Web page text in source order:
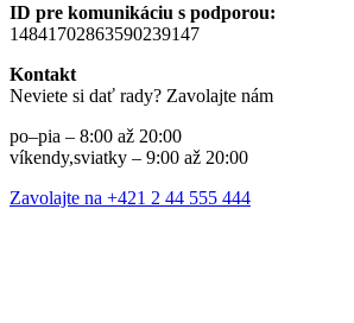
ID pre komunikáciu s podporou:
14841702863590239147
Kontakt
Neviete si dať rady? Zavolajte nám
po–pia – 8:00 až 20:00
víkendy,sviatky – 9:00 až 20:00
Zavolajte na +421 2 44 555 444